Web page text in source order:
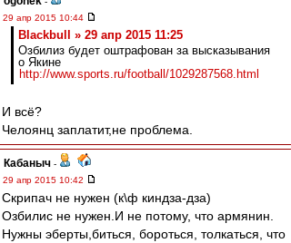
29 апр 2015 10:44
Blackbull » 29 апр 2015 11:25
Озбилиз будет оштрафован за высказывания
о Якине
http://www.sports.ru/football/1029287568.html
И всё?
Челоянц заплатит,не проблема.
Кабаныч -
29 апр 2015 10:42
Скрипач не нужен (к\ф киндза-дза)
Озбилис не нужен.И не потому, что армянин.
Нужны эберты,биться, бороться, толкаться, что